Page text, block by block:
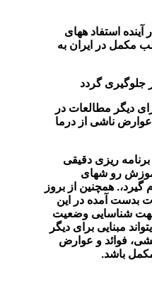
استفاد ههای
مکمل در ایران به
گردد
دیگر مطالعات در
ناشی از درما
ریزی دقیقی
رو شهای
همچنین از بروز
بدست آمده در این
شناسایی وضعیت
مبنایی برای دیگر
فوائد و عوارض
باشد.